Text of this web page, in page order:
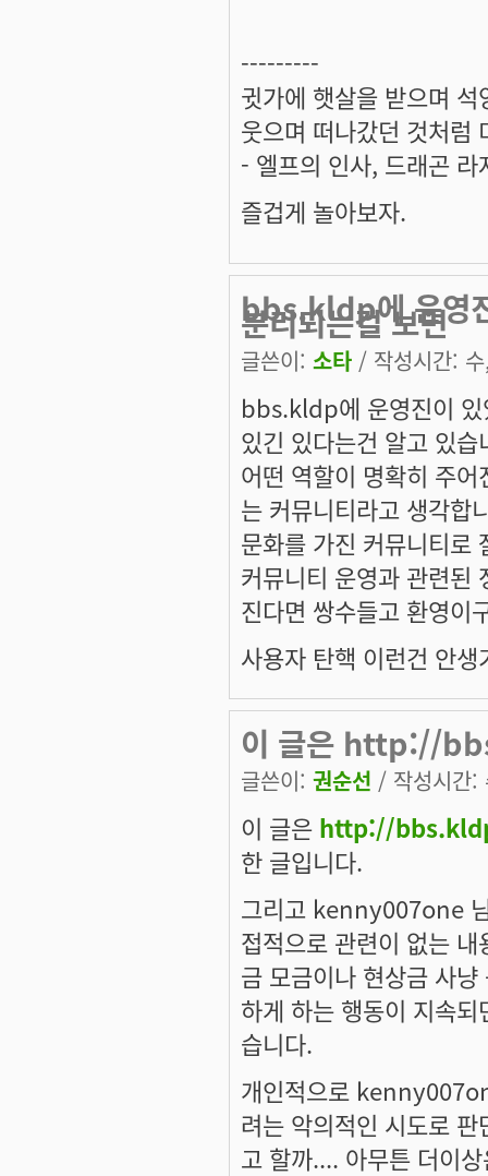
---------
귓가에 햇살을 받으며
웃으며 떠나갔던 것처럼
- 엘프의 인사, 드래곤 라
즐겁게 놀아보자.
bbs.kldp에 운영
분리되는걸 보면
글쓴이: 소타 / 작성시간:
bbs.kldp에 운영진이 있
있긴 있다는건 알고 있습
어떤 역할이 명확히 주
는 커뮤니티라고 생각합
문화를 가진 커뮤니티로
커뮤니티 운영과 관련된
진다면 쌍수들고 환영이
사용자 탄핵 이런건 안
이 글은 http://
글쓴이: 권순선 / 작성시간
이 글은 http://
한 글입니다.
그리고 kenny007one
접적으로 관련이 없는
금 모금이나 현상금 사
하게 하는 행동이 지속
습니다.
개인적으로
려는 악의적인 시도로
고 할까.... 아무튼 더이